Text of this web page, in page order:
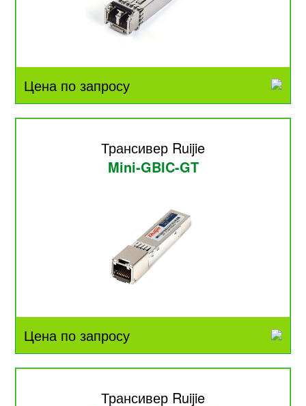
Цена по запросу
Трансивер Ruijie
Mini-GBIC-GT
Цена по запросу
Трансивер Ruijie